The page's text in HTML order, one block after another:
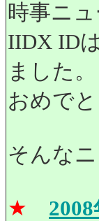
時事ニ
IIDX IDは
ました。
おめで
そんな
★